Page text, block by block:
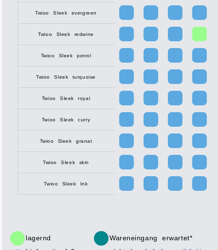
Twioo Sleek evergreen
Twioo Sleek redwine
Twioo Sleek petrol
Twioo Sleek turquoise
Twioo Sleek royal
Twioo Sleek curry
Twioo Sleek granat
Twioo Sleek skin
Twioo Sleek Ink
lagernd
Wareneingang erwartet*